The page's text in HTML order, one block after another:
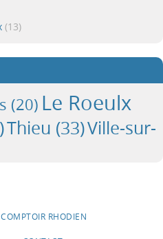
(13)
(20) Le Roeulx
Thieu (33)Ville-sur-
COMPTOIR RHODIEN